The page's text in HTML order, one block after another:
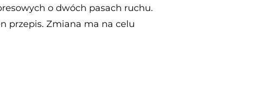
o dwóch pasach ruchu.
przepis. Zmiana ma na celu